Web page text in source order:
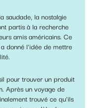
saudade, la nostalgie
partis à la recherche
amis américains. Ce
donné l'idée de mettre
pour trouver un produit
Après un voyage de
trouvé ce qu'ils